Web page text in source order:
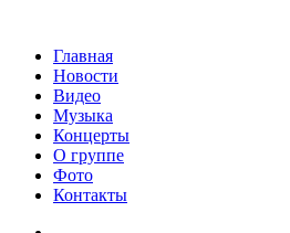
Главная
Новости
Видео
Музыка
Концерты
О группе
Фото
Контакты